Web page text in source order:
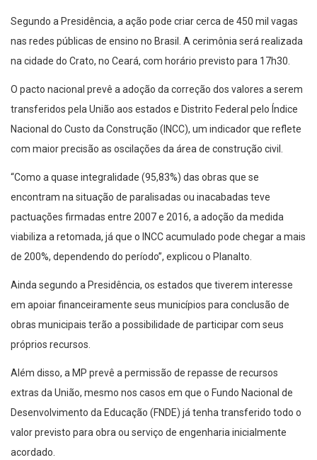
Segundo a Presidência, a ação pode criar cerca de 450 mil vagas
nas redes públicas de ensino no Brasil. A cerimônia será realizada
na cidade do Crato, no Ceará, com horário previsto para 17h30.
O pacto nacional prevê a adoção da correção dos valores a serem
transferidos pela União aos estados e Distrito Federal pelo Índice
Nacional do Custo da Construção (INCC), um indicador que reflete
com maior precisão as oscilações da área de construção civil.
“Como a quase integralidade (95,83%) das obras que se
encontram na situação de paralisadas ou inacabadas teve
pactuações firmadas entre 2007 e 2016, a adoção da medida
viabiliza a retomada, já que o INCC acumulado pode chegar a mais
de 200%, dependendo do período”, explicou o Planalto.
Ainda segundo a Presidência, os estados que tiverem interesse
em apoiar financeiramente seus municípios para conclusão de
obras municipais terão a possibilidade de participar com seus
próprios recursos.
Além disso, a MP prevê a permissão de repasse de recursos
extras da União, mesmo nos casos em que o Fundo Nacional de
Desenvolvimento da Educação (FNDE) já tenha transferido todo o
valor previsto para obra ou serviço de engenharia inicialmente
acordado.